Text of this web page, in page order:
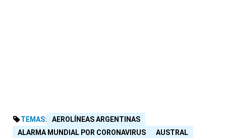
TEMAS:
AEROLÍNEAS ARGENTINAS
ALARMA MUNDIAL POR CORONAVIRUS
AUSTRAL